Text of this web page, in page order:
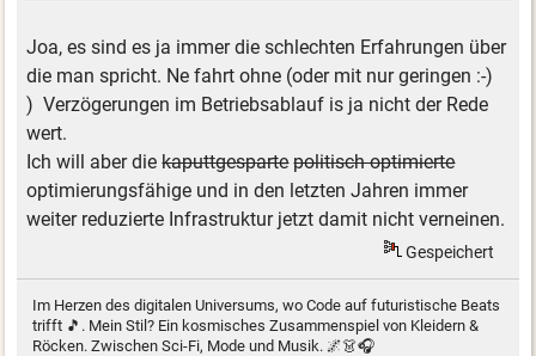
Joa, es sind es ja immer die schlechten Erfahrungen über
die man spricht. Ne fahrt ohne (oder mit nur geringen :-)
) Verzögerungen im Betriebsablauf is ja nicht der Rede
wert.
Ich will aber diekaputtgesparte politisch optimierte
optimierungsfähige und in den letzten Jahren immer
weiter reduzierte Infrastruktur jetzt damit nicht verneinen.
Gespeichert
Im Herzen des digitalen Universums, wo Code auf futuristische Beats
trifft 🎵. Mein Stil? Ein kosmisches Zusammenspiel von Kleidern &
Röcken. Zwischen Sci-Fi, Mode und Musik. 🌌👗🎧